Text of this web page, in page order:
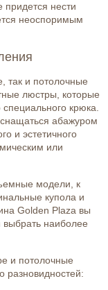
нести
неоспоримым
так и потолочные
люстры, которые
крюка.
абажуром
и эстетичного
или
модели, к
купола и
Golden Plaza вы
наиболее
и потолочные
разновидностей: